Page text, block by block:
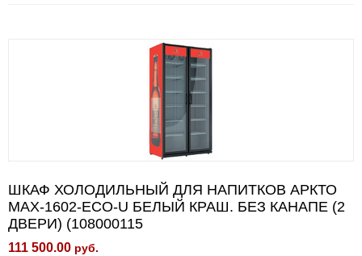
ШКАФ ХОЛОДИЛЬНЫЙ ДЛЯ НАПИТКОВ АРКТО
MAX-1602-ECO-U БЕЛЫЙ КРАШ. БЕЗ КАНАПЕ (2
ДВЕРИ) (108000115
111 500.00 руб.